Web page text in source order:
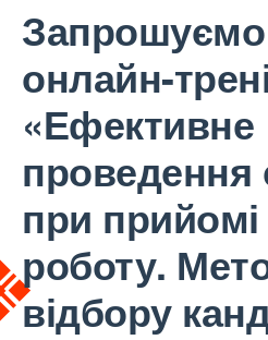
онлайн-
«Ефективне
проведення
при
роботу.
відбору